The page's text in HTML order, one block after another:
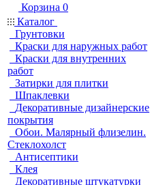
Корзина 0
Каталог
Грунтовки
Краски для наружных работ
Краски для внутренних
работ
Затирки для плитки
Шпаклевки
Декоративные дизайнерские
покрытия
Обои. Малярный флизелин.
Стеклохолст
Антисептики
Клея
Декоративные штукатурки